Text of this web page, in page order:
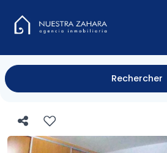
Rechercher